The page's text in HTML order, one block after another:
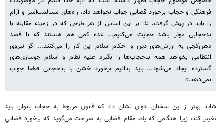
فرهنگی و حجاب برخورد قضایی جواب نخواهد داد، راه‌های مسالمت‌آمیز و آرام
را باید در پیش گرفت، لذا بر این اساس از هر طرحی که در زمینه مقابله با
بدحجابی موثر باشد حمایت می‌کنیم... عده کمی هم هستند که با قصد
دهن‌کجی به ارزش‌های دین و احکام اسلام این کار را می‌کنند... اگر نیروی
انتظامی بخواهد همه بدحجاب‌ها را بگیرد علیه نظام و اسلام جوسازی‌های
گسترده ایجاد می‌شود... باید بدانیم برخورد خشن با بدحجابی قطعا جواب
نمی‌دهد.»
شايد بهتر از اين سخنان نتوان نشان داد كه قانون مربوط به حجاب بانوان بايد
تغيير كند، زيرا هنگامي كه يك مقام قضايي به صراحت مي‌گويد كه برخورد قضايي